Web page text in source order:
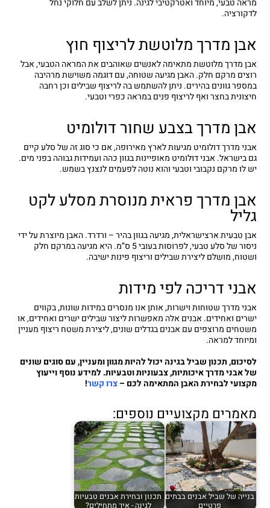
לדקורציה.
אבן מדרך מלוטשת לריצוף חוץ
אבן מדרך מלוטשת מתאימה לאנשים שאוהבים את המראה הטבעי, אבל
רוצים מרקם חלק. האבן מגיעה שטוחה, עם דוגמה משוישת מרהיבה
במספר גוונים בהירים. ניתן להשתמש בה לריצוף שבילים וכן רחבה
חיצונית בחצר ואף לריצוף פנים במראה כפרי וטבעי.
אבן מדרך בצבע שחור דולומיט
אבני מדרך דולומיט מגיעות לארץ מאירופה, אם כי סוג זה של סלע קיים
גם בישראל. אבני דולומיט מאופיינות בגוון כהה ועמידות גבוהה בפני מים.
יש לו מרקם נקבובי וטבעי והוא נוטה לפעמים לנצנץ בשמש.
אבן מדרך פראית מנוסרת מסלע לקט
גליל
אבן טבעית ארצישראלית, מגיעה בגוון בהיר – ורדרד. האבן מיוצרת על ידי
ניסור של סלע טבעי, לפרוסות בעובי 5 ס”מ. היא מגיעה במרקם חלק
ושטוח, מושלם ליצירת שבילים וריצוף פינות ישיבה.
אבני דריכה לפי מידות
אבני מדרך שטוחות וישרות, אותן אנו מנסרים במידות שונות, בקווים
ישרים ואחידים. אבנים אלה מאפשרות ליצור שבילים ישרים ואחידים, או
משטחים מרוצפים עם אבנים בגדלים שונים, ליצירת משטח ריצוף מעניין
ומיוחד למראה.
לסיכום, תכנון שביל בגינה יכול להיות מגוון ומעניין, עם סוגים שונים
של אבני מדרך איכותיות, צבעוניות וטבעיות. למידע נוסף וייעוץ
מקצועי לבחירת האבן המתאימה לכם –צרו קשר!
מאמרים מקצועיים נוספים:
בנייה של שביל אבנים בבתים
פרטיים
תכנון ובחירת אבנים טבעיות
לגינה - איך מתחילים?